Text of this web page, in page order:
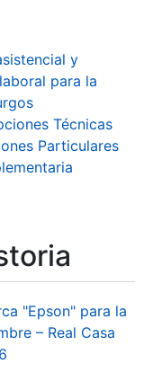
y
para la
Técnicas
Particulares
"Epson" para la
– Real Casa